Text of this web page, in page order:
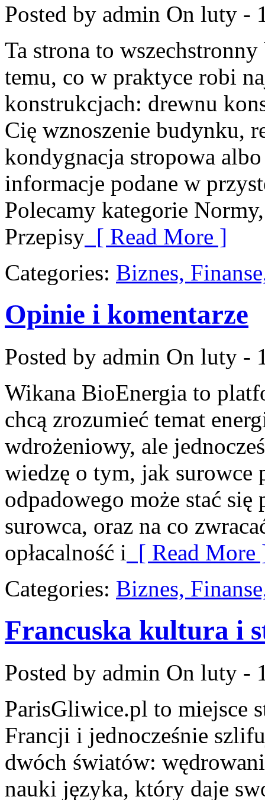
Posted by admin On luty -
Ta strona to
temu, co w praktyce robi
konstrukcjach: drewnu
Cię wznoszenie budynku,
kondygnacja stropowa
informacje podane w
Polecamy kategorie
Przepisy [ Read More ]
Categories: Biznes,
Opinie i komentarze
Posted by admin On luty -
Wikana BioEnergia to
chcą zrozumieć temat
wdrożeniowy, ale
wiedzę o tym, jak surowce
odpadowego może stać
surowca, oraz na co
opłacalność i [ Read More
Categories: Biznes,
Francuska kultura i
Posted by admin On luty -
ParisGliwice.pl to miejsce
Francji i jednocześnie
dwóch światów:
nauki języka, który daje